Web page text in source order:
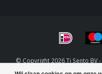
© Copyright 2026 Ti Sento BV